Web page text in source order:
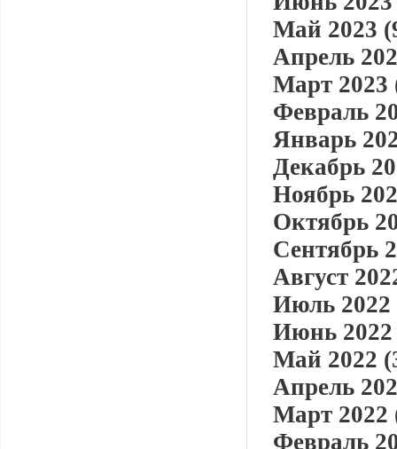
Май 2023
Апрель
Март 2023
Февраль
Январь
Декабрь
Ноябрь
Октябрь
Сентябрь
Август
Июль 2022
Июнь 2022
Май 2022
Апрель
Март 2022
Февраль